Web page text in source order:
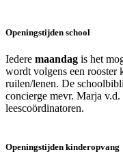
Openingstijden school
Iedere maandag is het
wordt volgens een rooster
ruilen/lenen. De
concierge mevr. Marja
leescoördinatoren.
Openingstijden kinderopvang